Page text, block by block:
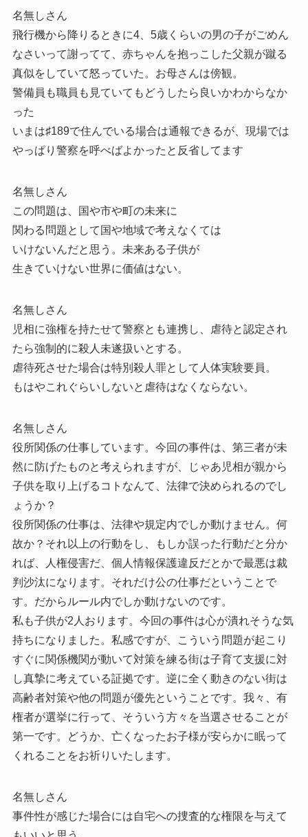
名無しさん
飛行機から降りるときに4、5歳くらいの男の子がごめん
なさいって謝ってて、赤ちゃんを抱っこした父親が蹴る
真似をしていて怒っていた。お母さんは傍観。
警備員も職員も見ていてもどうしたら良いかわからなか
った
いまは♯189で住んでいる場合は通報できるが、現場では
やっぱり警察を呼べばよかったと反省してます
名無しさん
この問題は、国や市や町の未来に
関わる問題として国や地域で考えなくては
いけないんだと思う。未来ある子供が
生きていけない世界に価値はない。
名無しさん
児相に強権を持たせて警察とも連携し、虐待と認定され
たら強制的に殺人未遂扱いとする。
虐待死させた場合は特別殺人罪として人体実験要員。
もはやこれぐらいしないと虐待はなくならない。
名無しさん
役所関係の仕事しています。今回の事件は、第三者が未
然に防げたものと考えられますが、じゃあ児相が親から
子供を取り上げるコトなんて、法律で決められるのでし
ょうか？
役所関係の仕事は、法律や規定内でしか動けません。何
故か？それ以上の行動をし、もしか誤った行動だと分か
れば、人権侵害だ、個人情報保護違反だとかで最悪は裁
判沙汰になります。それだけ公の仕事だということで
す。だからルール内でしか動けないのです。
私も子供が2人おります。今回の事件は心が潰れそうな気
持ちになりました。私感ですが、こういう問題が起こり
すぐに関係機関が動いて対策を練る街は子育て支援に対
し真摯に考えている証拠です。逆に全く動きのない街は
高齢者対策や他の問題が優先ということです。我々、有
権者が選挙に行って、そういう方々を当選させることが
第一です。どうか、亡くなったお子様が安らかに眠って
くれることをお祈りいたします。
名無しさん
事件性が感じた場合には自宅への捜査的な権限を与えて